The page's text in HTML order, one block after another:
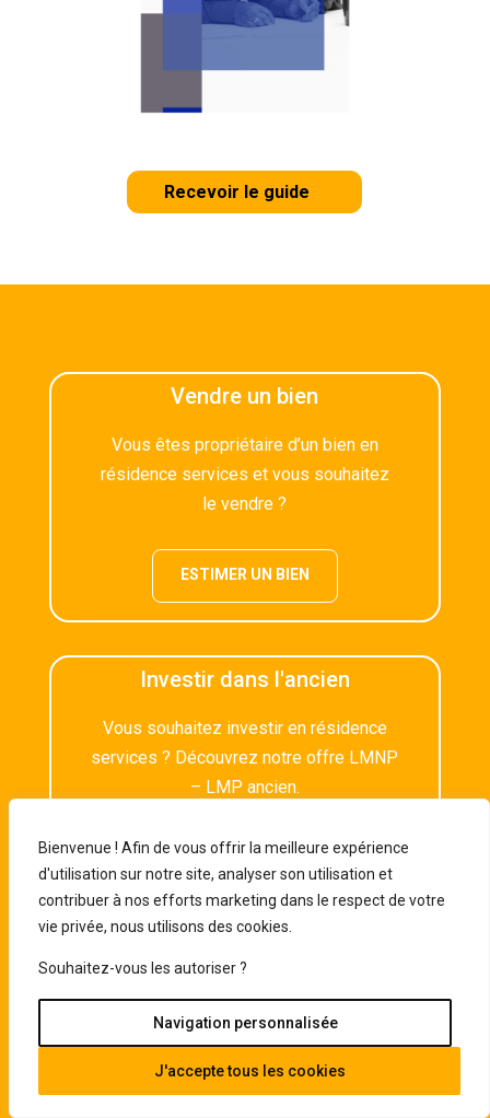
Bienvenue ! Afin de vous offrir la meilleure expérience
d'utilisation sur notre site, analyser son utilisation et
contribuer à nos efforts marketing dans le respect de votre
vie privée, nous utilisons des cookies.
Souhaitez-vous les autoriser ?
Navigation personnalisée
J'accepte tous les cookies
Recevoir le guide
Vendre un bien
Vous êtes propriétaire d’un bien en
résidence services et vous souhaitez
le vendre ?
ESTIMER UN BIEN
Investir dans l'ancien
Vous souhaitez investir en résidence
services ? Découvrez notre offre LMNP
– LMP ancien.
VOIR TOUS LES BIENS
Besoin d'information
Vous avez besoin d’être accompagné